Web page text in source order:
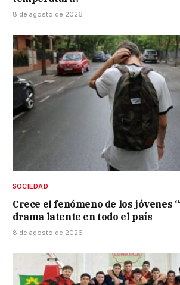
8 de agosto de 2026
SOCIEDAD
Crece el fenómeno de los jóvenes
drama latente en todo el país
8 de agosto de 2026